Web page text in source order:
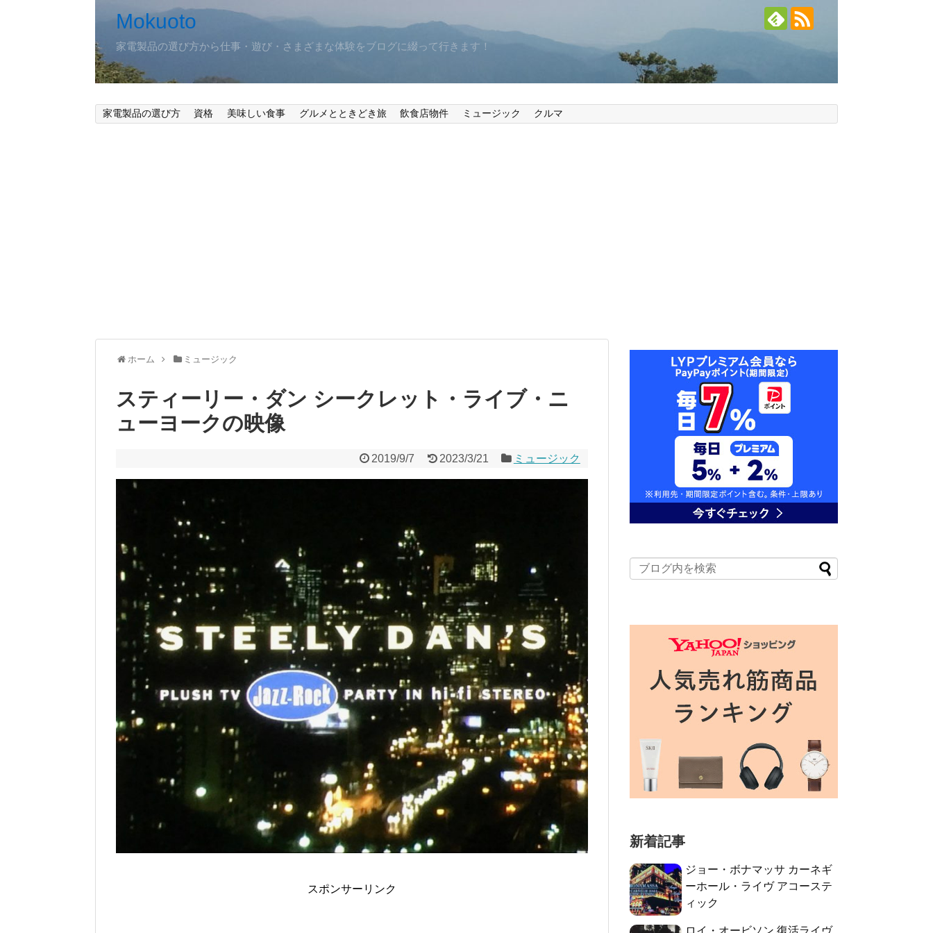
Mokuoto
家電製品の選び方から仕事・遊び・さまざまな体験をブログに綴って行きます！
家電製品の選び方 資格 美味しい食事 グルメとときどき旅 飲食店物件 ミュージック クルマ
ホーム ミュージック
スティーリー・ダン シークレット・ライブ・ニ
ューヨークの映像
2019/9/7 2023/3/21 ミュージック
スポンサーリンク
新着記事
ジョー・ボナマッサ カーネギ
ーホール・ライヴ アコーステ
ィック